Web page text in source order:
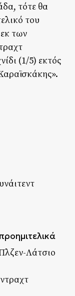
τότε θα
του
των
(1/5) εκτός
Λάτσιο